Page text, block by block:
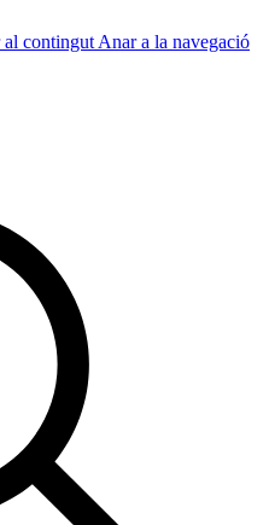
al contingut Anar a la navegació